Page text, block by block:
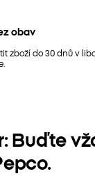
obav
zboží do 30 dnů v
Buďte